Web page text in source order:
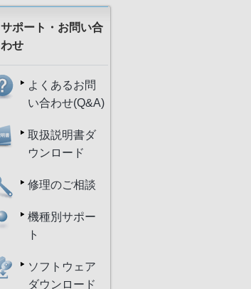
サポート・お問い合
わせ
よくあるお問
い合わせ(Q&A)
取扱説明書ダ
ウンロード
修理のご相談
機種別サポー
ト
ソフトウェア
ダウンロード